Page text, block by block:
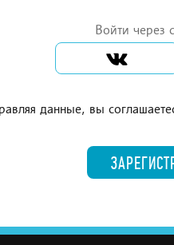
Войти через
данные, вы